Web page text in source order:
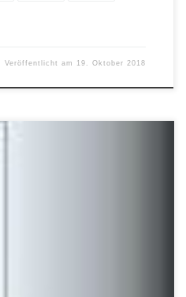
Veröffentlicht am 19. Oktober 2018
Mit den neuen ISM
die zweite Generation der
Messbereich von 5mm und
0,01 µm und einer
gesamten Messbereich eignen
[…]